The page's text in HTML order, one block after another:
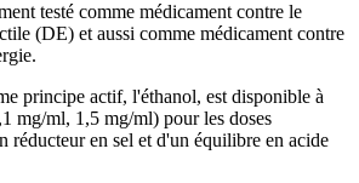
testé comme médicament contre le
(DE) et aussi comme médicament contre
principe actif, l'éthanol, est disponible à
mg/ml, 1,5 mg/ml) pour les doses
réducteur en sel et d'un équilibre en acide